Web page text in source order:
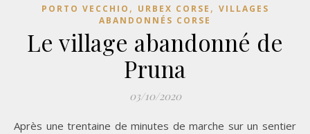
PORTO VECCHIO , URBEX CORSE , VILLAGES
ABANDONNÉS CORSE
Le village abandonné de
Pruna
03/10/2020
Après une trentaine de minutes de marche sur un sentier